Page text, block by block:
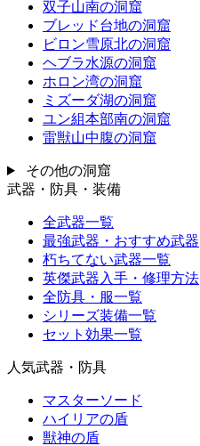
双子山南の洞窟
ブレッド台地の洞窟
ビロン雪原北の洞窟
ヘブラ水源の洞窟
ホロン湾の洞窟
ミズーダ湖の洞窟
ユン組本部南の洞窟
雷獣山中腹の洞窟
その他の洞窟
武器・防具・装備
全武器一覧
最強武器・おすすめ武器
朽ちてない武器一覧
英傑武器入手・修理方法
全防具・服一覧
シリーズ装備一覧
セット効果一覧
人気武器・防具
マスターソード
ハイリアの盾
獣神の盾